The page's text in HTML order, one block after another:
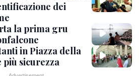
dei
la prima gru
in Piazza della
più sicurezza